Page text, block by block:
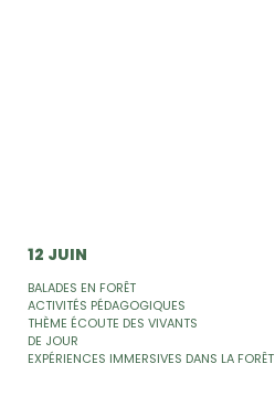
12 JUIN
BALADES EN FORÊT
ACTIVITÉS PÉDAGOGIQUES
THÈME ÉCOUTE DES VIVANTS
DE JOUR
EXPÉRIENCES IMMERSIVES DANS LA FORÊT